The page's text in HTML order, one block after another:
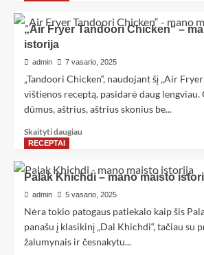
„Air Fryer Tandoori Chicken“ –
istorija
admin 7 vasario, 2025
„Tandoori Chicken“, naudojant šį „Air
vištienos receptą, pasidarė daug lengviau.
dūmus, aštrius, aštrius skonius be...
Skaityti daugiau
RECEPTAI
Palak Khichdi – mano maisto
admin 5 vasario, 2025
Nėra tokio patogaus patiekalo kaip šis
panašu į klasikinį „Dal Khichdi“, tačiau su
žalumynais ir česnakytu...